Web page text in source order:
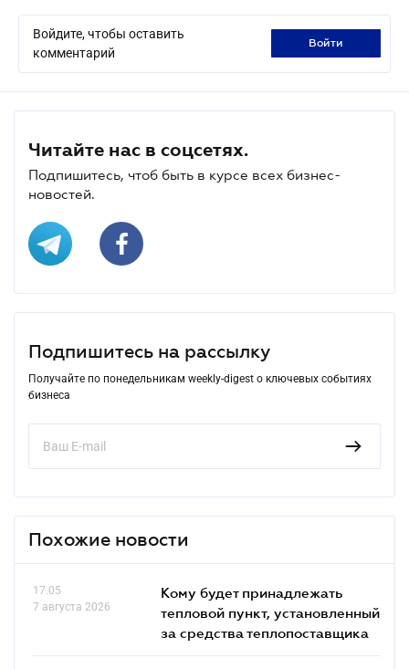
Войдите, чтобы оставить
комментарий
войти
Читайте нас в соцсетях.
Подпишитесь, чтоб быть в курсе всех бизнес-
новостей.
Подпишитесь на рассылку
Получайте по понедельникам weekly-digest о ключевых событиях
бизнеса
Похожие новости
17.05
7 августа 2026
Кому будет принадлежать
тепловой пункт, установленный
за средства теплопоставщика